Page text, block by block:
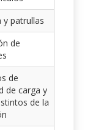
y patrullas
de
de
de carga y
de la